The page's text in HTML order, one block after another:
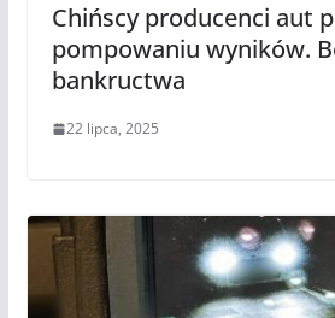
Chińscy producenci aut
pompowaniu wyników.
bankructwa
22 lipca, 2025